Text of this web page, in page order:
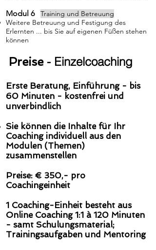
Modul 6
Training und Betreuung
Weitere Betreuung und Festigung des
Erlernten ... bis Sie auf eigenen Füßen stehen
können
Preise- Einzelcoaching
Erste Beratung, Einführung - bis
60 Minuten - kostenfrei und
unverbindlich​​
Sie können die Inhalte für Ihr
Coaching individuell aus den
Modulen (Themen)
zusammenstellen
Preise: € 350,- pro
Coachingeinheit
1 Coaching-Einheit besteht aus
Online Coaching 1:1 à 120 Minuten
- samt Schulungsmaterial;
Trainingsaufgaben und Mentoring